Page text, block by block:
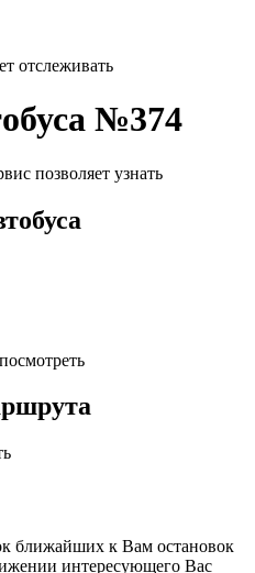
отслеживать
№374
позволяет узнать
ближайших к Вам остановок
интересующего Вас